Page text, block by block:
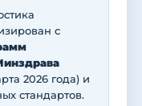
с
2026 года) и
стандартов.